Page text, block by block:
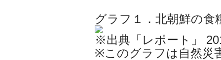
グラフ１．北朝鮮の食
※出典「レポート」
※このグラフは自然災